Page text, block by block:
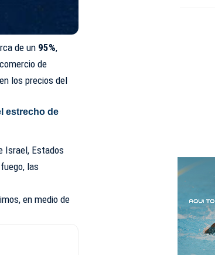
de un 95%,
de
los precios del
estrecho de
Israel, Estados
las
en medio de